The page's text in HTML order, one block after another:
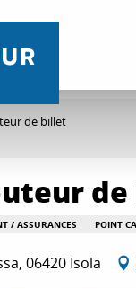
de billet
/ ASSURANCES POINT
06420 Isola